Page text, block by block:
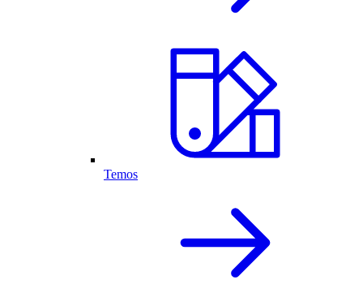
Temos